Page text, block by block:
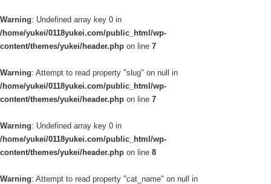
Warning: Undefined array key 0 in
/home/yukei/0118yukei.com/public_html/wp-
content/themes/yukei/header.php on line 7
Warning: Attempt to read property "slug" on null in
/home/yukei/0118yukei.com/public_html/wp-
content/themes/yukei/header.php on line 7
Warning: Undefined array key 0 in
/home/yukei/0118yukei.com/public_html/wp-
content/themes/yukei/header.php on line 8
Warning: Attempt to read property "cat_name" on null in